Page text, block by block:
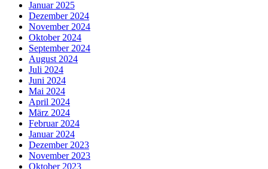
Januar 2025
Dezember 2024
November 2024
Oktober 2024
September 2024
August 2024
Juli 2024
Juni 2024
Mai 2024
April 2024
März 2024
Februar 2024
Januar 2024
Dezember 2023
November 2023
Oktober 2023